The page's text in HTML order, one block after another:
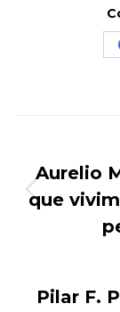
entre
Aurelio
que
Pilar F.